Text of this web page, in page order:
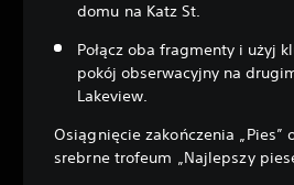
domu na Katz St.
Połącz oba fragmenty i użyj
pokój obserwacyjny na
Lakeview.
Osiągnięcie zakończenia „Pies”
srebrne trofeum „Najlepszy